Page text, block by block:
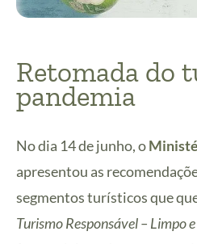
Retomada do
pandemia
No dia 14 de junho, o
apresentou as
segmentos turísticos que
Turismo Responsável – Limpo